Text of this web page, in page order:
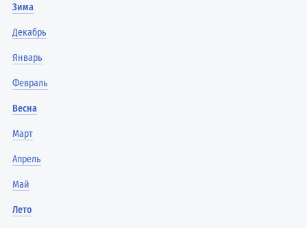
Зима
Декабрь
Январь
Февраль
Весна
Март
Апрель
Май
Лето